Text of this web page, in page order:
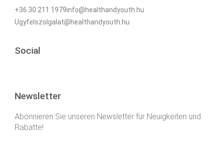
+36 30 211 1979info@healthandyouth.hu
Ugyfelszolgalat@healthandyouth.hu
Social
Newsletter
Abonnieren Sie unseren Newsletter für Neuigkeiten und
Rabatte!